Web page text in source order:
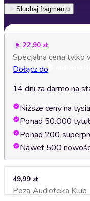
Słuchaj fragmentu
22,90 zł
Specjalna cena tylko
Dołącz do
14 dni za darmo na
Niższe ceny na
Ponad 50.000
Ponad 200
Nawet 500
49,99 zł
Poza Audioteka Klub